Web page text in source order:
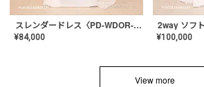
スレンダードレス〈PD-WDOR-2110〉
¥84,000 ¥100,000
View more